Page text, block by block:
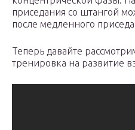
приседания со штангой
после медленного
Теперь давайте
тренировка на развитие